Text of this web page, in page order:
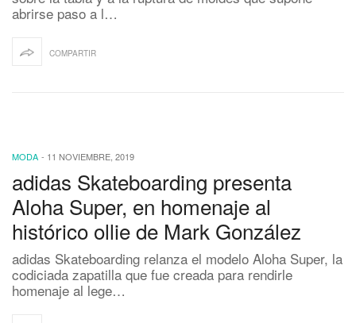
abrirse paso a l…
COMPARTIR
MODA - 11 NOVIEMBRE, 2019
adidas Skateboarding presenta
Aloha Super, en homenaje al
histórico ollie de Mark González
adidas Skateboarding relanza el modelo Aloha Super, la
codiciada zapatilla que fue creada para rendirle
homenaje al lege…